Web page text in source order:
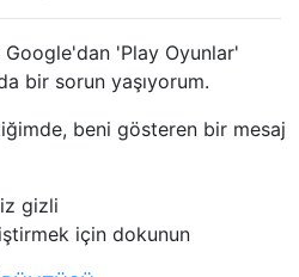
'Play Oyunlar'
bir sorun yaşıyorum.
beni gösteren bir mesaj
gizli
için dokunun